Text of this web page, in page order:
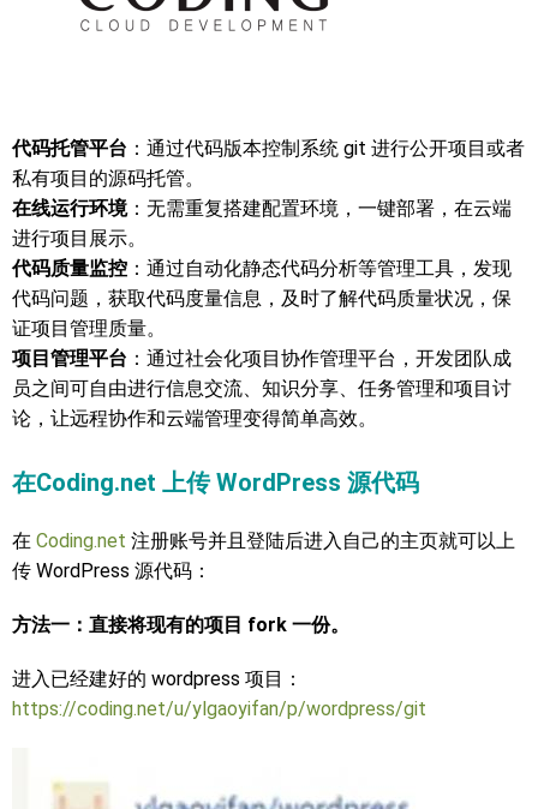
代码托管平台 ：通过代码版本控制系统 git 进行公开项目或者
私有项目的源码托管。
在线运行环境：无需重复搭建配置环境，一键部署，在云端
进行项目展示。
代码质量监控 ：通过自动化静态代码分析等管理工具，发现
代码问题，获取代码度量信息，及时了解代码质量状况，保
证项目管理质量。
项目管理平台 ：通过社会化项目协作管理平台，开发团队成
员之间可自由进行信息交流、知识分享、任务管理和项目讨
论，让远程协作和云端管理变得简单高效。
在Coding.net 上传 WordPress 源代码
在 Coding.net 注册账号并且登陆后进入自己的主页就可以上
传 WordPress 源代码：
方法一：直接将现有的项目 fork 一份。
进入已经建好的 wordpress 项目：
https://coding.net/u/ylgaoyifan/p/wordpress/git